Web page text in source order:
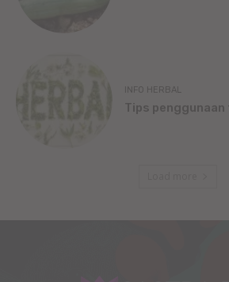
INFO HERBAL
Tips